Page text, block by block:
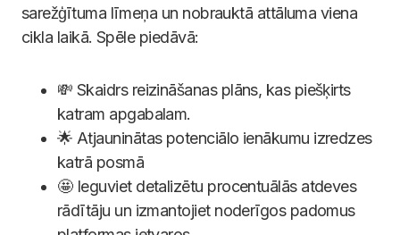
sarežģītuma līmeņa un nobrauktā attāluma viena
cikla laikā. Spēle piedāvā:
💸 Skaidrs reizināšanas plāns, kas piešķirts
katram apgabalam.
🌟 Atjauninātas potenciālo ienākumu izredzes
katrā posmā
🤩 Ieguviet detalizētu procentuālās atdeves
rādītāju un izmantojiet noderīgos padomus